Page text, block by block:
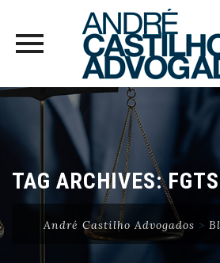
Skip
TAG ARCHIVES:FGTS
André Castilho Advogados >